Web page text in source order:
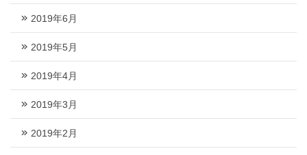
2019年6月
2019年5月
2019年4月
2019年3月
2019年2月